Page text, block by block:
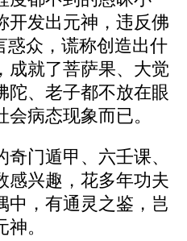
开发出元神，违反佛
惑众，谎称创造出什
成就了菩萨果、大觉
陀、老子都不放在眼
病态现象而已。
门遁甲、六壬课、
感兴趣，花多年功夫
中，有通灵之鉴，岂
。